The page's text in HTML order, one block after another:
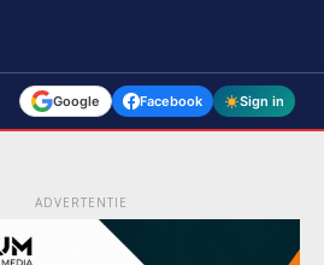
Google Facebook Sign in
ADVERTENTIE